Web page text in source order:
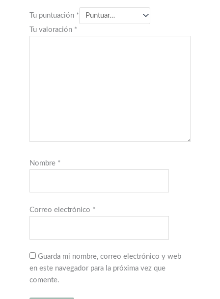
Tu puntuación *
Tu valoración *
Nombre *
Correo electrónico *
Guarda mi nombre, correo electrónico y web
en este navegador para la próxima vez que
comente.